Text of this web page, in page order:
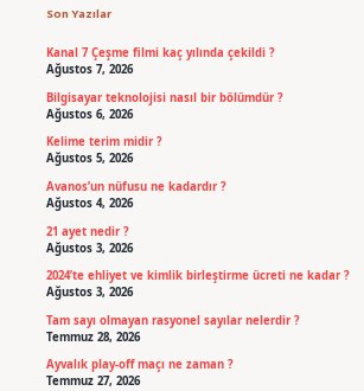
Son Yazılar
Kanal 7 Çeşme filmi kaç yılında çekildi ?
Ağustos 7, 2026
Bilgisayar teknolojisi nasıl bir bölümdür ?
Ağustos 6, 2026
Kelime terim midir ?
Ağustos 5, 2026
Avanos’un nüfusu ne kadardır ?
Ağustos 4, 2026
21 ayet nedir ?
Ağustos 3, 2026
2024’te ehliyet ve kimlik birleştirme ücreti ne kadar ?
Ağustos 3, 2026
Tam sayı olmayan rasyonel sayılar nelerdir ?
Temmuz 28, 2026
Ayvalık play-off maçı ne zaman ?
Temmuz 27, 2026